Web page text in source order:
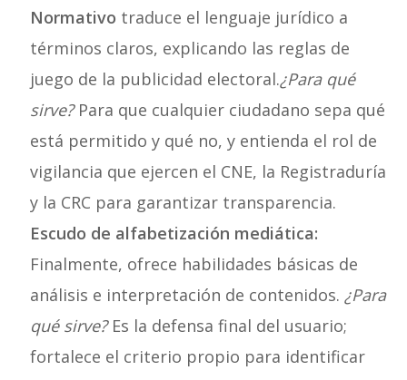
Normativo traduce el lenguaje jurídico a
términos claros, explicando las reglas de
juego de la publicidad electoral.¿Para qué
sirve?Para que cualquier ciudadano sepa qué
está permitido y qué no, y entienda el rol de
vigilancia que ejercen el CNE, la Registraduría
y la CRC para garantizar transparencia.
Escudo de alfabetización mediática:
Finalmente, ofrece habilidades básicas de
análisis e interpretación de contenidos.¿Para
qué sirve?Es la defensa final del usuario;
fortalece el criterio propio para identificar